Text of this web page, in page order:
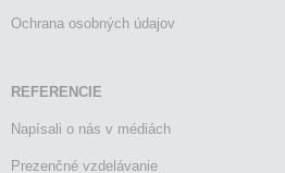
Ochrana osobných údajov
REFERENCIE
Napísali o nás v médiách
Prezenčné vzdelávanie